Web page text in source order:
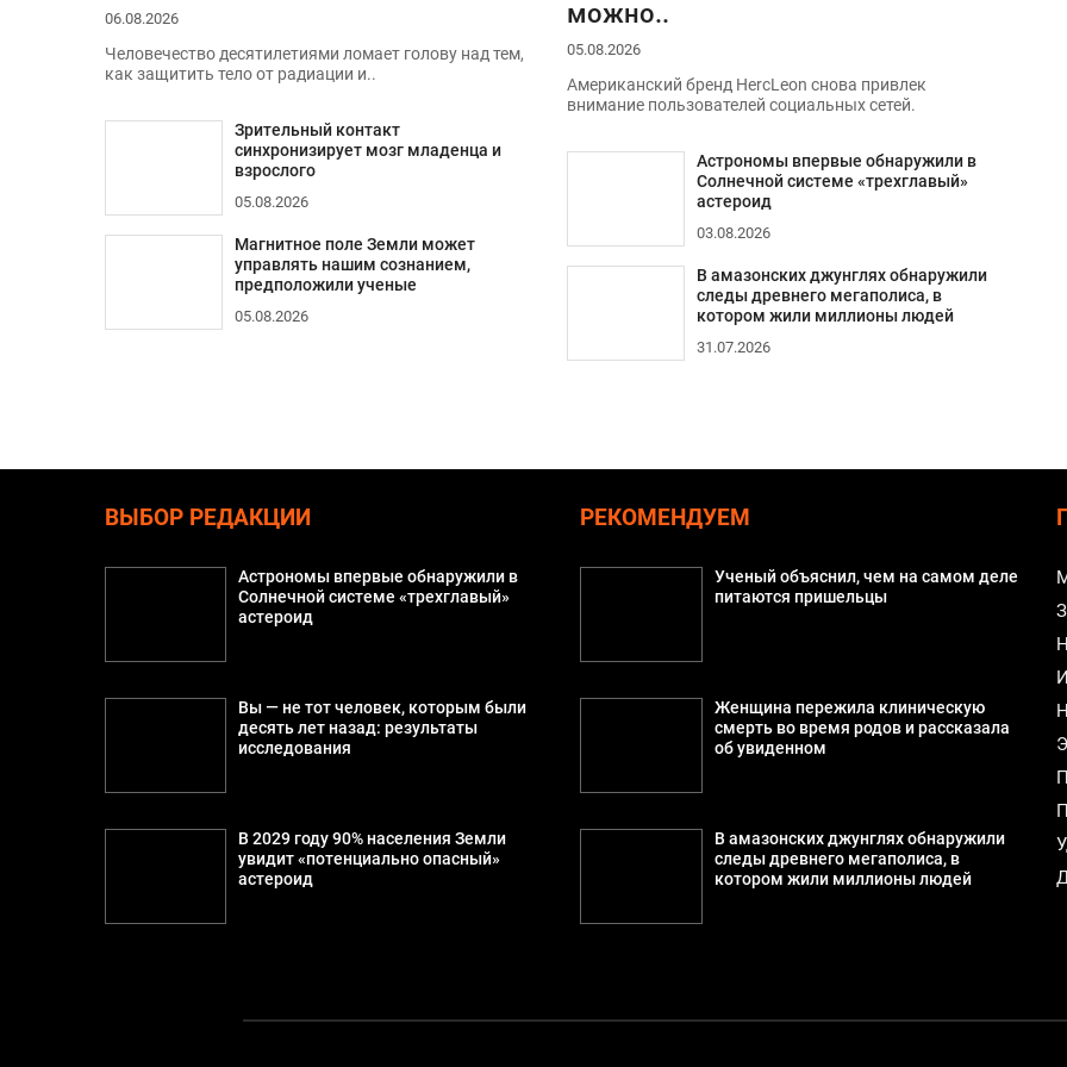
06.08.2026
Человечество десятилетиями ломает голову над тем,
как защитить тело от радиации и..
Зрительный контакт
синхронизирует мозг младенца и
взрослого
05.08.2026
Магнитное поле Земли может
управлять нашим сознанием,
предположили ученые
05.08.2026
можно..
05.08.2026
Американский бренд HercLeon снова привлек
внимание пользователей социальных сетей.
Астрономы впервые обнаружили в
Солнечной системе «трехглавый»
астероид
03.08.2026
В амазонских джунглях обнаружили
следы древнего мегаполиса, в
котором жили миллионы людей
31.07.2026
ВЫБОР РЕДАКЦИИ
Астрономы впервые обнаружили в
Солнечной системе «трехглавый»
астероид
Вы — не тот человек, которым были
десять лет назад: результаты
исследования
В 2029 году 90% населения Земли
увидит «потенциально опасный»
астероид
РЕКОМЕНДУЕМ
Ученый объяснил, чем на самом деле
питаются пришельцы
Женщина пережила клиническую
смерть во время родов и рассказала
об увиденном
В амазонских джунглях обнаружили
следы древнего мегаполиса, в
котором жили миллионы людей